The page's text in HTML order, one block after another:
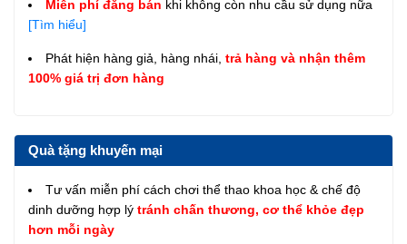
Miễn phí đăng bán khi không còn nhu cầu sử dụng nữa
[Tìm hiểu]
Phát hiện hàng giả, hàng nhái, trả hàng và nhận thêm
100% giá trị đơn hàng
Quà tặng khuyến mại
Tư vấn miễn phí cách chơi thể thao khoa học & chế độ
dinh dưỡng hợp lý tránh chấn thương, cơ thể khỏe đẹp
hơn mỗi ngày